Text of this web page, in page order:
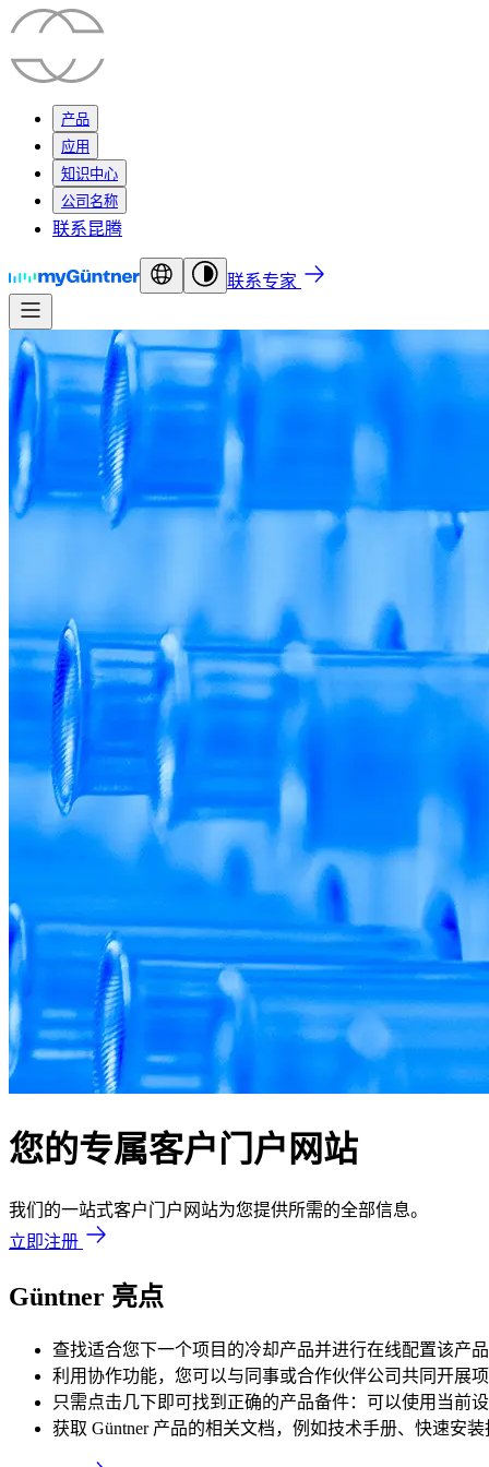
产品
应用
知识中心
公司名称
联系昆腾
联系专家
您的专属客户门户网站
我们的一站式客户门户网站为您提供所需的全部信息。
立即注册
Güntner 亮点
查找适合您下一个项目的冷却产品并进行在线配置该产
利用协作功能，您可以与同事或合作伙伴公司共同开展
只需点击几下即可找到正确的产品备件：可以使用当前
获取 Güntner 产品的相关文档，例如技术手册、快速安